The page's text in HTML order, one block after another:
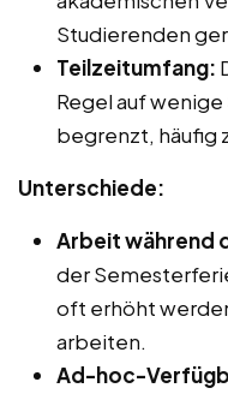
Studierenden
Teilzeitumfang:
Regel auf
begrenzt, häufig
Unterschiede:
Arbeit während
der
oft erhöht
arbeiten.
Ad-hoc-